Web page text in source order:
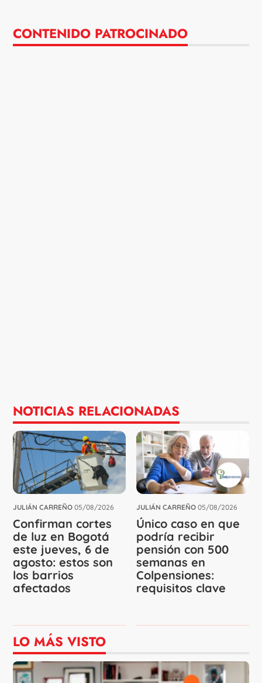
CONTENIDO PATROCINADO
NOTICIAS RELACIONADAS
JULIÁN CARREÑO 05/08/2026
Confirman cortes
de luz en Bogotá
este jueves, 6 de
agosto: estos son
los barrios
afectados
JULIÁN CARREÑO 05/08/2026
Único caso en que
podría recibir
pensión con 500
semanas en
Colpensiones:
requisitos clave
LO MÁS VISTO